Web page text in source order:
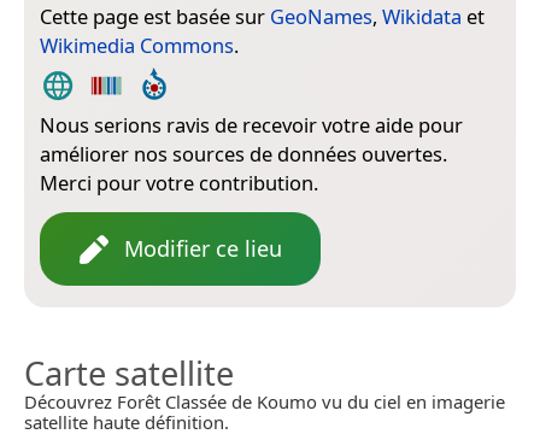
Cette page est basée sur GeoNames, Wikidata et
Wikimedia Commons.
Nous serions ravis de recevoir votre aide pour
améliorer nos sources de données ouvertes.
Merci pour votre contribution.
Modifier ce lieu
Carte satellite
Découvrez Forêt Classée de Koumo vu du ciel en imagerie
satellite haute définition.